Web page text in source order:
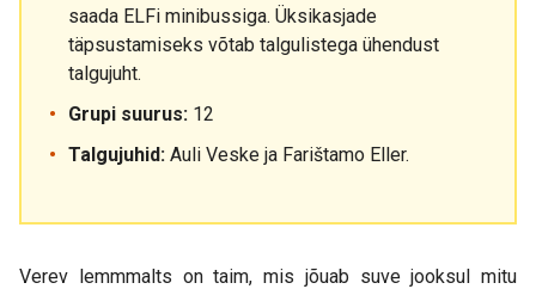
saada ELFi minibussiga. Üksikasjade
täpsustamiseks võtab talgulistega ühendust
talgujuht.
Grupi suurus: 12
Talgujuhid: Auli Veske ja Farištamo Eller.
Verev lemmmalts on taim, mis jõuab suve jooksul mitu